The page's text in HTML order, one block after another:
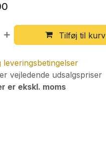
Tilføj til kurv
leveringsbetingelser
vejledende udsalgspriser
er ekskl. moms